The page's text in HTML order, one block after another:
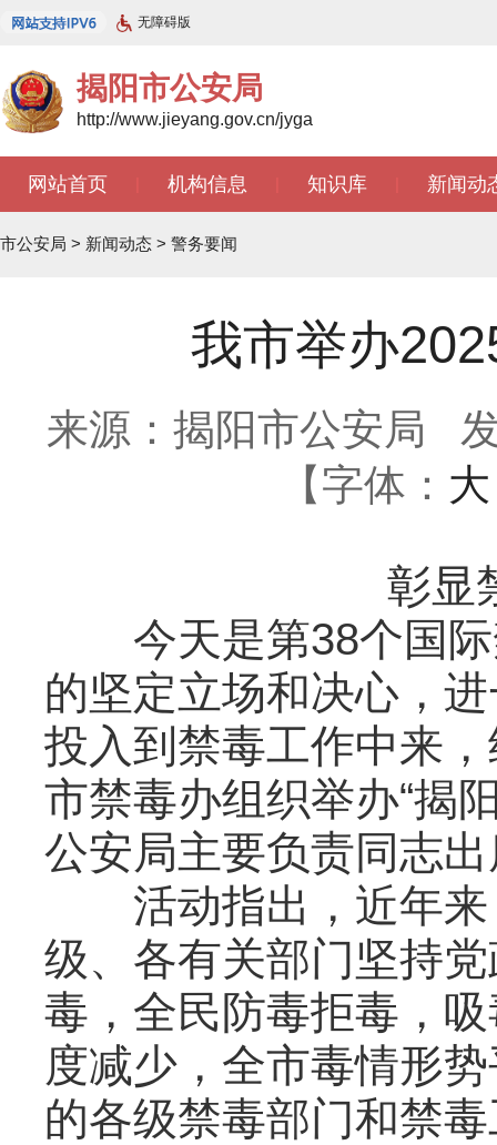
无障碍版
揭阳市公安局
http://www.jieyang.gov.cn/jyga
网站首页 机构信息 知识库 新闻动
市公安局 > 新闻动态 > 警务要闻
我市举办
来源：揭阳市公安局
【字体： 大
彰显
今天是第38个国际
的坚定立场和决心，
投入到禁毒工作中来
市禁毒办组织举办“揭
公安局主要负责同志
活动指出，近年来
级、各有关部门坚持
毒，全民防毒拒毒，
度减少，全市毒情形
的各级禁毒部门和禁